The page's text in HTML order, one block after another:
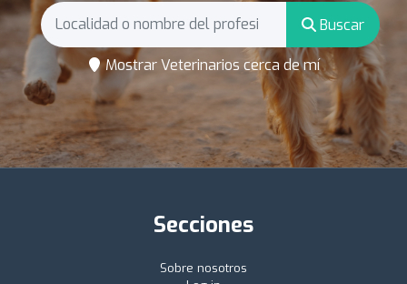
Buscar
Mostrar Veterinarios cerca de mí
Secciones
Sobre nosotros